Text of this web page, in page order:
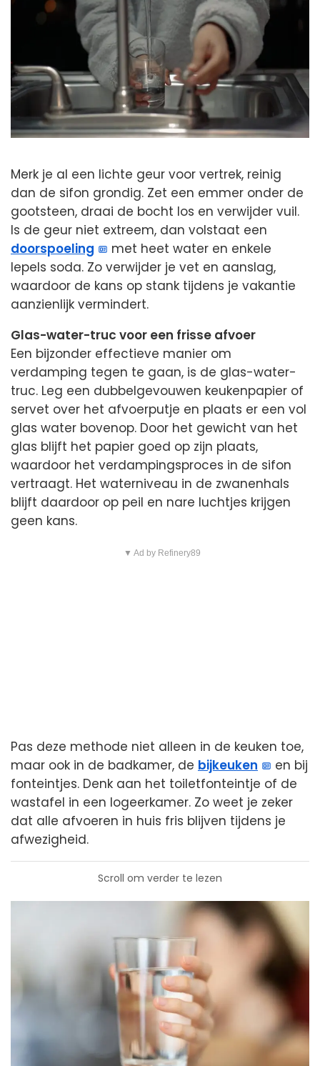
Merk je al een lichte geur voor vertrek, reinig
dan de sifon grondig. Zet een emmer onder de
gootsteen, draai de bocht los en verwijder vuil.
Is de geur niet extreem, dan volstaat een
doorspoeling
met heet water en enkele
lepels soda. Zo verwijder je vet en aanslag,
waardoor de kans op stank tijdens je vakantie
aanzienlijk vermindert.
Glas-water-truc voor een frisse afvoer
Een bijzonder effectieve manier om
verdamping tegen te gaan, is de glas-water-
truc. Leg een dubbelgevouwen keukenpapier of
servet over het afvoerputje en plaats er een vol
glas water bovenop. Door het gewicht van het
glas blijft het papier goed op zijn plaats,
waardoor het verdampingsproces in de sifon
vertraagt. Het waterniveau in de zwanenhals
blijft daardoor op peil en nare luchtjes krijgen
geen kans.
▼ Ad by Refinery89
Pas deze methode niet alleen in de keuken toe,
maar ook in de badkamer, de bijkeuken
en bij
fonteintjes. Denk aan het toiletfonteintje of de
wastafel in een logeerkamer. Zo weet je zeker
dat alle afvoeren in huis fris blijven tijdens je
afwezigheid.
Scroll om verder te lezen